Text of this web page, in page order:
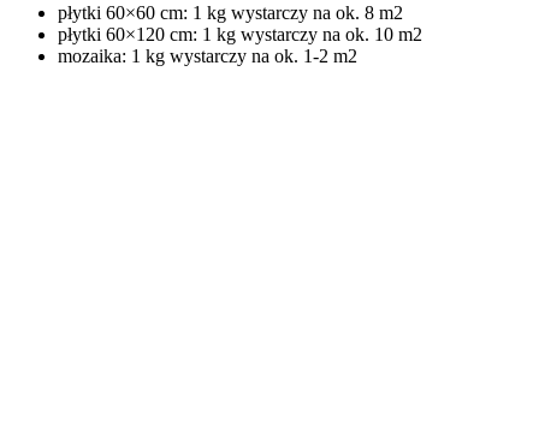
płytki 60×60 cm: 1 kg wystarczy na ok. 8 m2
płytki 60×120 cm: 1 kg wystarczy na ok. 10 m2
mozaika: 1 kg wystarczy na ok. 1-2 m2